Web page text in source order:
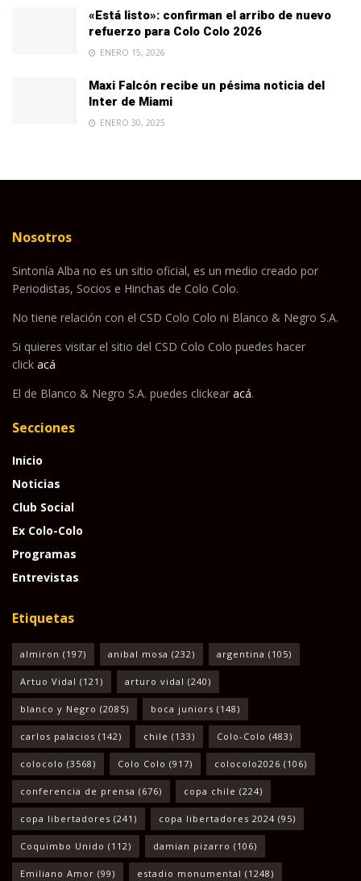
«Está listo»: confirman el arribo de nuevo
refuerzo para Colo Colo 2026
ENERO 15, 2026
Maxi Falcón recibe un pésima noticia del
Inter de Miami
ENERO 30, 2025
Nosotros
Sintonía Alba no es un sitio oficial, es un medio creado por
Periodistas, Socios e Hinchas de Colo Colo.
No tiene relación con el CSD Colo Colo ni Blanco & Negro S.A.
Si quieres visitar el sitio del CSD Colo Colo puedes hacer
click acá
El de Blanco & Negro S.A. puedes clickear acá.
Secciones
Inicio
Noticias
Club Social
Ex Colo-Colo
Programas
Entrevistas
Etiquetas
almiron (197) anibal mosa (232) argentina (105)
Artuo Vidal (121) arturo vidal (240)
blanco y Negro (2085) boca juniors (148)
carlos palacios (142) chile (133) Colo-Colo (483)
colocolo (3568) Colo Colo (917) colocolo2026 (106)
conferencia de prensa (676) copa chile (224)
copa libertadores (241) copa libertadores 2024 (95)
Coquimbo Unido (112) damian pizarro (106)
Emiliano Amor (99) estadio monumental (1248)